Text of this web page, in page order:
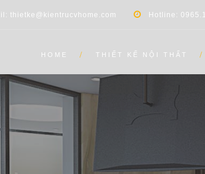
thietke@kientrucvhome.com Hotline:
HOME THIẾT KẾ NỘI THẤT